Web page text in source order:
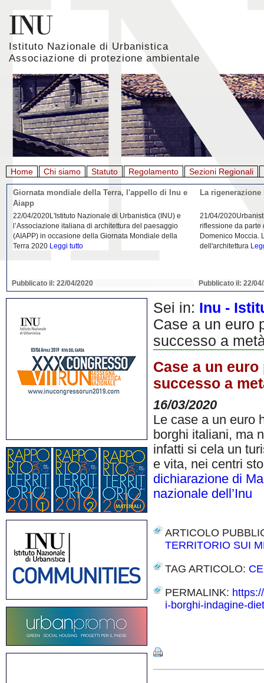
Istituto Nazionale di Urbanistica
Associazione di protezione ambientale
Home Chi siamo Statuto Regolamento Sezioni Regionali
Giornata mondiale della Terra, l'appello di Inu e
Aiapp
22/04/2020L'Istituto Nazionale di Urbanistica (INU) e
l’Associazione italiana di architettura del paesaggio
(AIAPP) in occasione della Giornata Mondiale della
Terra 2020 Leggi tutto
Pubblicato il: 22/04/2020
La
21/04/
riflessione da parte
Domenico Moccia.
dell'architettura
Pubblicato il: 22/
Sei in: Inu -
Case a un euro
successo a
Case a un
successo a
16/03/2020
Le case a un euro
borghi italiani, ma
infatti si cela un
e vita, nei centri
dichiarazione di
nazionale dell’Inu
ARTICOLO
TERRITORIO SUI
TAG ARTICOLO:
PERMALINK:
i-borghi-indagine-